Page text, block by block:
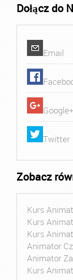
Dołącz do
Email
Google+
Twitter
Zobacz
Kurs
Kurs
Kurs
Animator
Animator
Kurs